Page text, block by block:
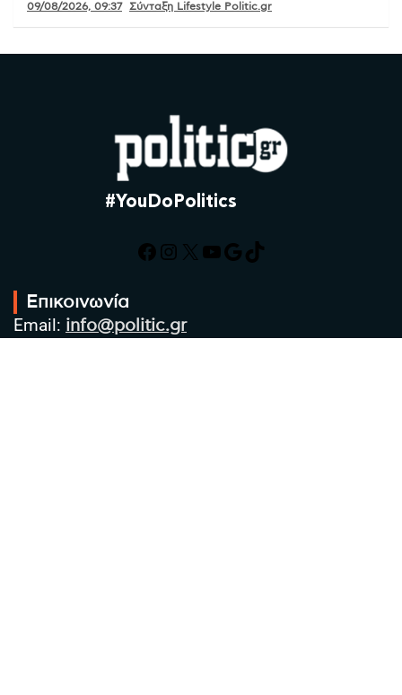
09/08/2026, 09:37 Σύνταξη Lifestyle Politic.gr
#YouDoPolitics
Facebook
Instagram
X YouTube
Google
TikTok
Επικοινωνία
Email: info@politic.gr